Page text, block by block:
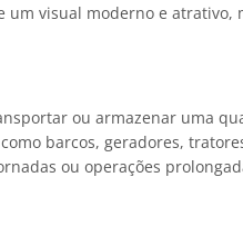
visual moderno e
ou armazenar uma
barcos, geradores,
ou operações